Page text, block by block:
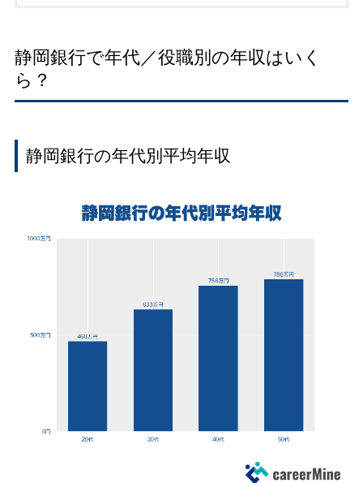
静岡銀行で年代／役職別の年収はいく
ら？
静岡銀行の年代別平均年収